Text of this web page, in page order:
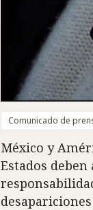
Comunicado de
México y
Estados
desapariciones